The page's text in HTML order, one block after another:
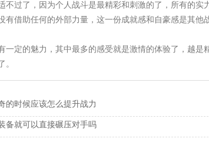
不过了，因为个人战斗是最精彩和刺激的了，所有的
有借助任何的外部力量，这一份成就感和自豪感是其
一定的魅力，其中最多的感受就是激情的体验了，越
。
的时候应该怎么提升战力
备就可以直接碾压对手吗